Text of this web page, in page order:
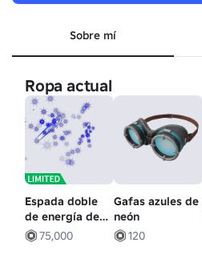
Sobre mí
Ropa actual
Espada doble
de energía de
bioinjerto
especializada
75,000
Gafas azules de
neón
120